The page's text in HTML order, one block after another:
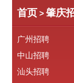
首页 > 肇庆
广州招聘
中山招聘
汕头招聘